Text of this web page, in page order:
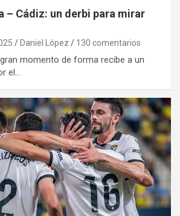
– Cádiz: un derbi para mirar
Daniel López 130 comentarios
momento de forma recibe a un
el…